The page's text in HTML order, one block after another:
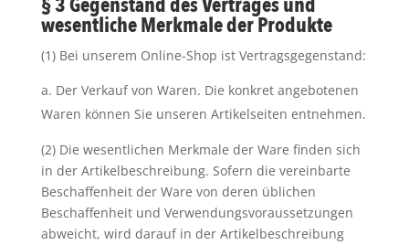
§ 3 Gegenstand des Vertrages und
wesentliche Merkmale der Produkte
(1) Bei unserem Online-Shop ist Vertragsgegenstand:
Der Verkauf von Waren. Die konkret angebotenen
Waren können Sie unseren Artikelseiten entnehmen.
(2) Die wesentlichen Merkmale der Ware finden sich
in der Artikelbeschreibung. Sofern die vereinbarte
Beschaffenheit der Ware von deren üblichen
Beschaffenheit und Verwendungsvoraussetzungen
abweicht, wird darauf in der Artikelbeschreibung